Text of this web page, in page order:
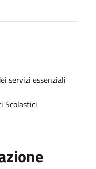
servizi essenziali
Scolastici